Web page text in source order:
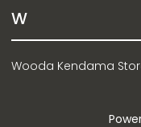
W
Wooda Kendama